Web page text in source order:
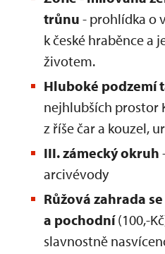
trůnu - prohlídka o
k české hraběnce a
životem.
Hluboké podzemí
nejhlubších prostor
z říše čar a kouzel,
III. zámecký okruh
arcivévody
Růžová zahrada
a pochodní(100,-
slavnostně